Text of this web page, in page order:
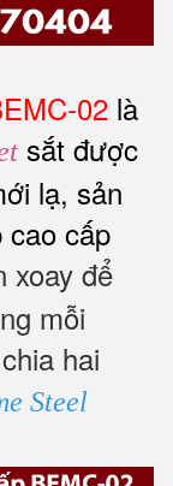
02 là
sắt được
lạ, sản
cấp
xoay để
mỗi
hai
Steel